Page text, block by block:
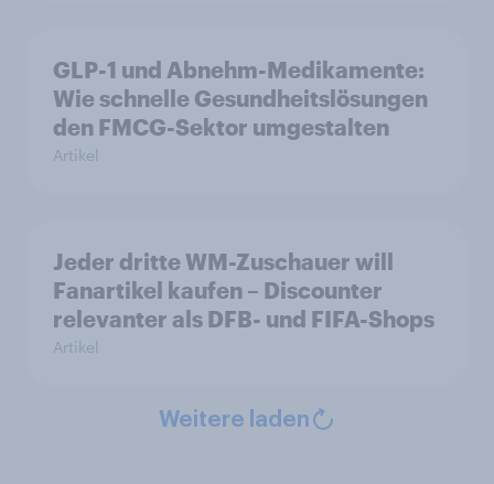
GLP-1 und Abnehm-Medikamente:
Wie schnelle Gesundheitslösungen
den FMCG-Sektor umgestalten
Artikel
Jeder dritte WM-Zuschauer will
Fanartikel kaufen – Discounter
relevanter als DFB- und FIFA-Shops
Artikel
Weitere laden